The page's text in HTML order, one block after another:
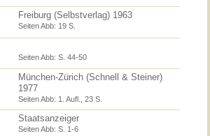
Freiburg (Selbstverlag) 1963
Seiten Abb: 19 S.
Seiten Abb: S. 44-50
München-Zürich (Schnell & Steiner)
1977
Seiten Abb: 1. Aufl., 23 S.
Staatsanzeiger
Seiten Abb: S. 1-6